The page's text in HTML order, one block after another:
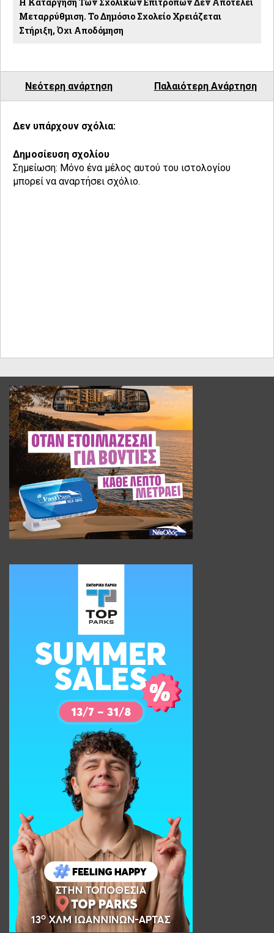
Μεταρρύθμιση. Το Δημόσιο Σχολείο Χρειάζεται
Στήριξη, Όχι Αποδόμηση
Νεότερη ανάρτηση Παλαιότερη Ανάρτηση
Δεν υπάρχουν σχόλια:
Δημοσίευση σχολίου
Σημείωση: Μόνο ένα μέλος αυτού του ιστολογίου
μπορεί να αναρτήσει σχόλιο.